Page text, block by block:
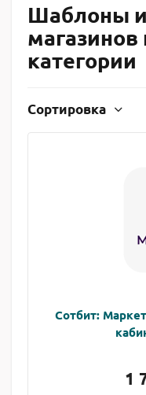
Шаблоны
категории
Сортировка
Сотбит:
1